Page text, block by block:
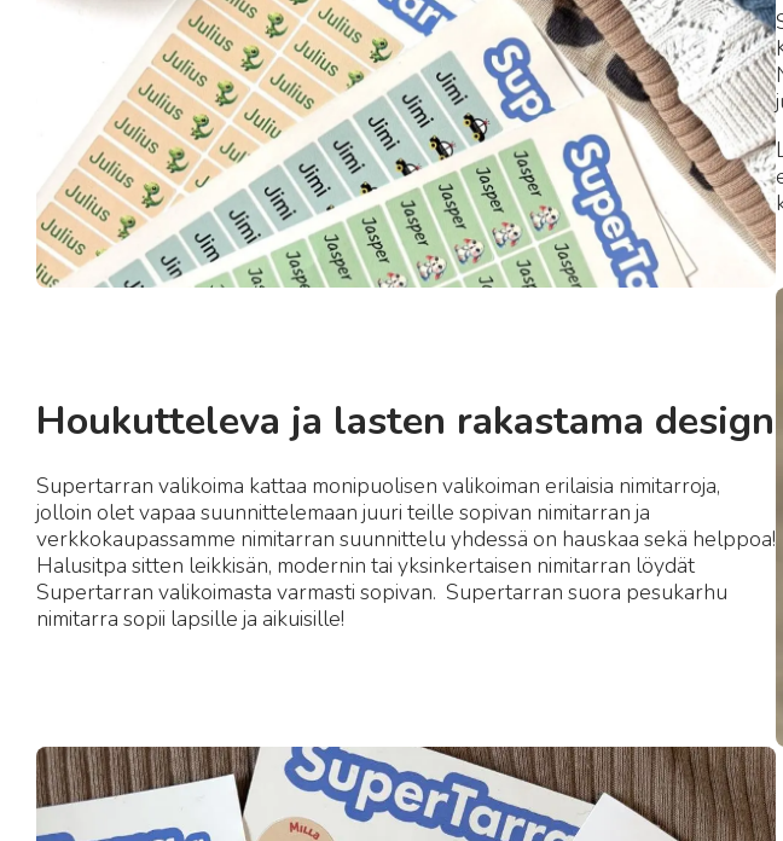
Houkutteleva ja lasten rakastama design
Supertarran valikoima kattaa monipuolisen valikoiman erilaisia nimitarroja,
jolloin olet vapaa suunnittelemaan juuri teille sopivan nimitarran ja
verkkokaupassamme nimitarran suunnittelu yhdessä on hauskaa sekä helppoa!
Halusitpa sitten leikkisän, modernin tai yksinkertaisen nimitarran löydät
Supertarran valikoimasta varmasti sopivan. Supertarran suora pesukarhu
nimitarra sopii lapsille ja aikuisille!